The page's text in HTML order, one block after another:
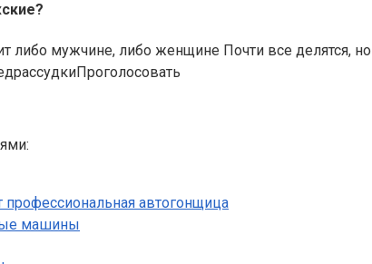
либо мужчине, либо женщине Почти все делятся,
профессиональная автогонщица
машины